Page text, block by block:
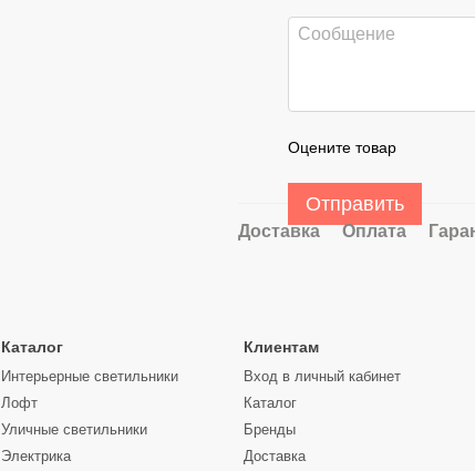
Оцените товар
Отправить
Доставка Оплата
Каталог
Интерьерные светильники
Лофт
Уличные светильники
Электрика
Клиентам
Вход в личный кабинет
Каталог
Бренды
Доставка